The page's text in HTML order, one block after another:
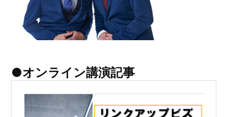
●オンライン講演記事